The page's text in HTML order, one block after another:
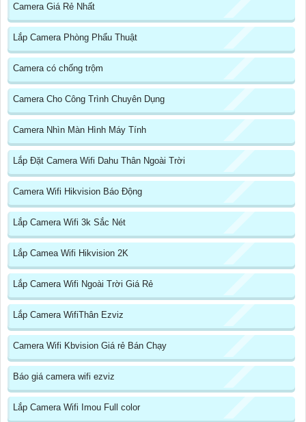
Camera Giá Rẻ Nhất
Lắp Camera Phòng Phẩu Thuật
Camera có chống trộm
Camera Cho Công Trình Chuyên Dụng
Camera Nhìn Màn Hình Máy Tính
Lắp Đặt Camera Wifi Dahu Thân Ngoài Trời
Camera Wifi Hikvision Báo Động
Lắp Camera Wifi 3k Sắc Nét
Lắp Camea Wifi Hikvision 2K
Lắp Camera Wifi Ngoài Trời Giá Rẻ
Lắp Camera WifiThân Ezviz
Camera Wifi Kbvision Giá rẻ Bán Chạy
Báo giá camera wifi ezviz
Lắp Camera Wifi Imou Full color